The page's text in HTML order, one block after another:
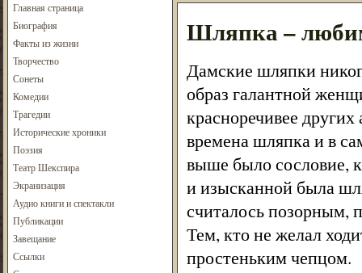
Главная страница
Биография
Факты из жизни
Творчество
Сонеты
Комедии
Трагедии
Исторические хроники
Поэзия
Театр Шекспира
Экранизация
Аудио книги и спектакли
Публикации
Завещание
Ссылки
Шляпка –
Дамские шляпки
образ галантной
красноречивее других
времена шляпка и в
выше было сословие,
и изысканной была
считалось позорным,
Тем, кто не желал
простеньким чепцом.